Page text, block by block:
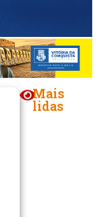
Mais
lidas